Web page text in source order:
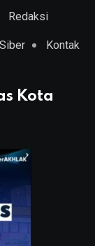
Redaksi
Kontak
Kota